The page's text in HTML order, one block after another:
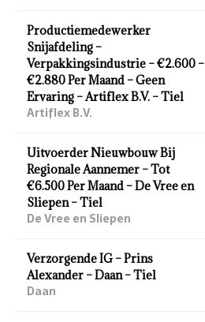
Productiemedewerker
Snijafdeling –
Verpakkingsindustrie – €2.600 –
€2.880 Per Maand – Geen
Ervaring – Artiflex B.V. – Tiel
Artiflex B.V.
Uitvoerder Nieuwbouw Bij
Regionale Aannemer – Tot
€6.500 Per Maand – De Vree en
Sliepen – Tiel
De Vree en Sliepen
Verzorgende IG – Prins
Alexander – Daan – Tiel
Daan